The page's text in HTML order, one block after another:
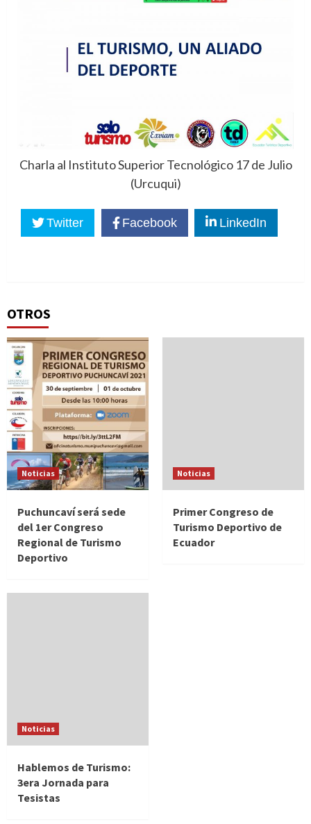
Charla al Instituto Superior Tecnológico 17 de Julio
(Urcuqui)
Twitter Facebook LinkedIn
OTROS
Noticias
Puchuncaví será sede
del 1er Congreso
Regional de Turismo
Deportivo
Noticias
Primer Congreso de
Turismo Deportivo de
Ecuador
Noticias
Hablemos de Turismo:
3era Jornada para
Tesistas